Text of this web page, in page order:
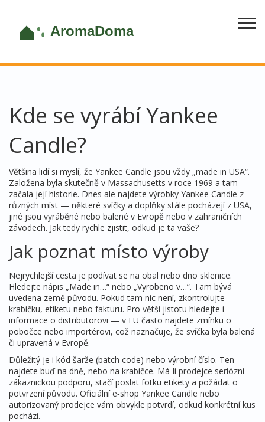
Kde se vyrábí Yankee
Candle?
Většina lidí si myslí, že Yankee Candle jsou vždy „made in USA“.
Založena byla skutečně v Massachusetts v roce 1969 a tam
začala její historie. Dnes ale najdete výrobky Yankee Candle z
různých míst — některé svíčky a doplňky stále pocházejí z USA,
jiné jsou vyráběné nebo balené v Evropě nebo v zahraničních
závodech. Jak tedy rychle zjistit, odkud je ta vaše?
Jak poznat místo výroby
Nejrychlejší cesta je podívat se na obal nebo dno sklenice.
Hledejte nápis „Made in…“ nebo „Vyrobeno v…“. Tam bývá
uvedena země původu. Pokud tam nic není, zkontrolujte
krabičku, etiketu nebo fakturu. Pro větší jistotu hledejte i
informace o distributorovi — v EU často najdete zmínku o
pobočce nebo importérovi, což naznačuje, že svíčka byla balená
či upravená v Evropě.
Důležitý je i kód šarže (batch code) nebo výrobní číslo. Ten
najdete buď na dně, nebo na krabičce. Má-li prodejce seriózní
zákaznickou podporu, stačí poslat fotku etikety a požádat o
potvrzení původu. Oficiální e‑shop Yankee Candle nebo
autorizovaný prodejce vám obvykle potvrdí, odkud konkrétní kus
pochází.